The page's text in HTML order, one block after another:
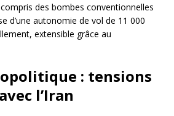
des bombes conventionnelles
d’une autonomie de vol de 11 000
extensible grâce au
: tensions
l’Iran